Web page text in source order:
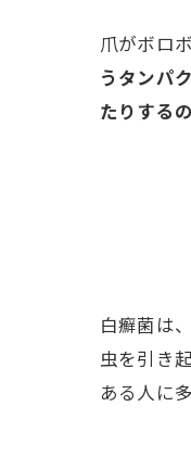
爪がボロ
うタンパ
たりする
白癬菌は
虫を引き
ある人に